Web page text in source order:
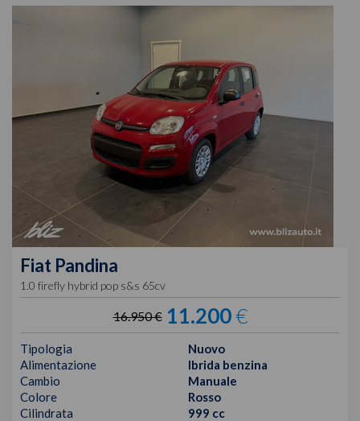
Fiat Pandina
1.0 firefly hybrid pop s&s 65cv
16.950 € 11.200€
Tipologia
Nuovo
Alimentazione
Ibrida benzina
Cambio
Manuale
Colore
Rosso
Cilindrata
999 cc